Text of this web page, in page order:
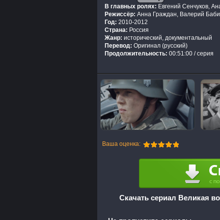
В главных ролях: Евгений Сенчуков,
Режиссёр: Анна Граждан, Валерий
Год: 2010-2012
Страна: Россия
Жанр: исторический, документальный
Перевод: Оригинал (русский)
Продолжительность: 00:51:00 / серия
Ваша оценка:
Скачать сериал Великая